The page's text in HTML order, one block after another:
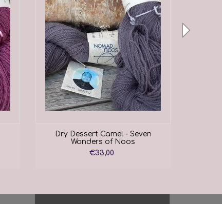
Wij zijn van mening dat
relevante marktspeler te blijven,
dat hun bedrijfsstrategieën
moeten omarmen.
Dry Dessert Camel - Seven
Wonders of Noos
€33,00